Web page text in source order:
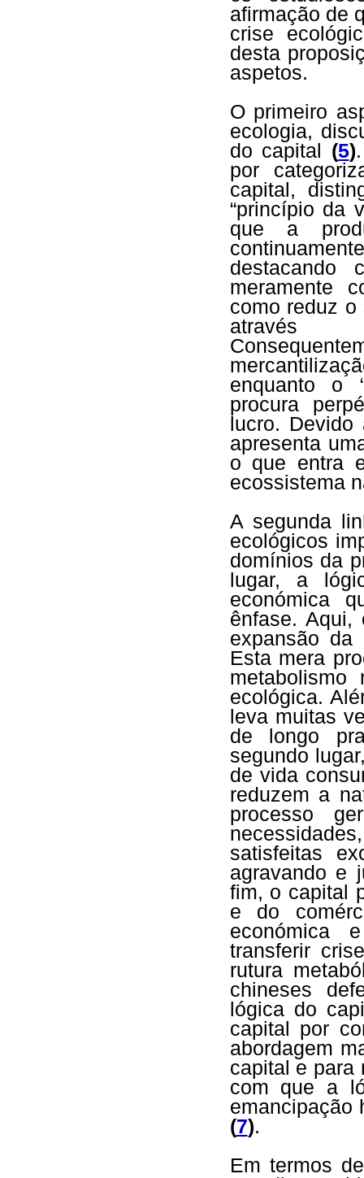
afirmação de
crise
desta
aspetos.
O primeiro
ecologia,
do capital (5)
por
capital,
“princípio da
que a
destacando
meramente
como reduz
através
enquanto o
procura
lucro.
apresenta
o que entra
ecossistema
A segunda
ecológicos
domínios da
lugar, a
económica
ênfase.
expansão
Esta mera
ecológica.
leva muitas
de longo
segundo
de vida
reduzem a
processo
satisfeitas
agravando e
fim, o capital
e do
económica
transferir
rutura
chineses
lógica do
capital por
abordagem
capital e para
com que a
emancipação
(7).
Em termos